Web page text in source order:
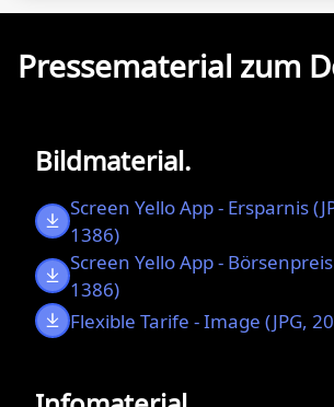
Pressematerial zum
Bildmaterial.
Screen Yello App - Ersparnis
1386)
Screen Yello App -
1386)
Flexible Tarife - Image (JPG,